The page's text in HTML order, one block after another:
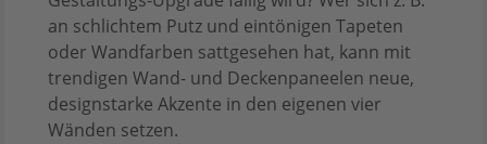
an schlichtem Putz und eintönigen Tapeten
oder Wandfarben sattgesehen hat, kann mit
trendigen Wand- und Deckenpaneelen neue,
designstarke Akzente in den eigenen vier
Wänden setzen.